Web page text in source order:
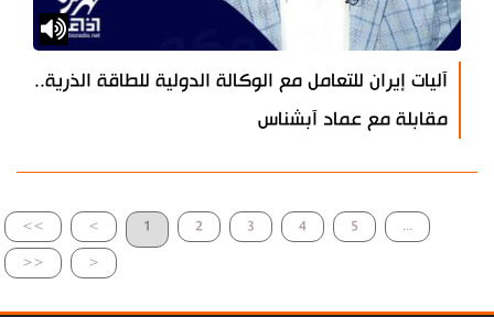
آليات إيران للتعامل مع الوكالة الدولية للطاقة الذرية..
مقابلة مع عماد آبشناس
>> > 1 2 3 4 5 ...
<
<<